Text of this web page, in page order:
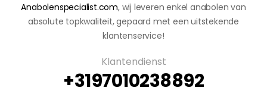
Anabolenspecialist.com, wij leveren enkel anabolen van
absolute topkwaliteit, gepaard met een uitstekende
klantenservice!
Klantendienst
+3197010238892